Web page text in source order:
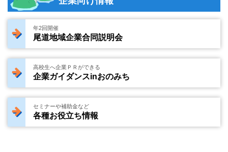
年2回開催
尾道地域企業合同説明会
高校生へ企業ＰＲができる
企業ガイダンスinおのみち
セミナーや補助金など
各種お役立ち情報